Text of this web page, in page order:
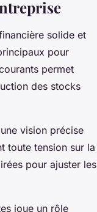
solide et
pour
permet
des stocks
vision précise
toute tension sur la
pour ajuster les
joue un rôle